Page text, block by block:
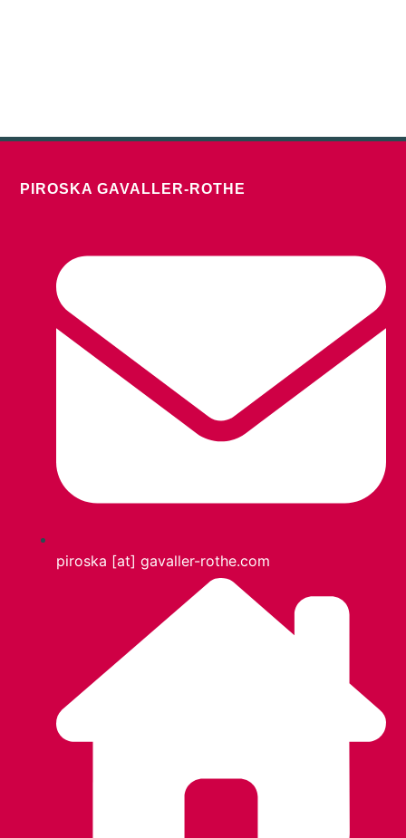
PIROSKA GAVALLER-ROTHE
piroska [at] gavaller-rothe.com